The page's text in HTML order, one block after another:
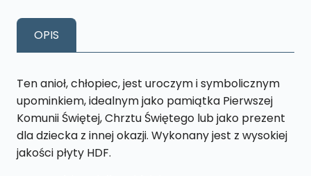
Komunii
Chrztu
-
niebieski
ASS6
OPIS
Ten anioł, chłopiec, jest uroczym i symbolicznym
upominkiem, idealnym jako pamiątka Pierwszej
Komunii Świętej, Chrztu Świętego lub jako prezent
dla dziecka z innej okazji. Wykonany jest z wysokiej
jakości płyty HDF.